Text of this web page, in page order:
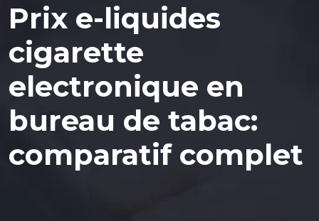
Prix e-liquides
cigarette
electronique en
bureau de tabac:
comparatif complet